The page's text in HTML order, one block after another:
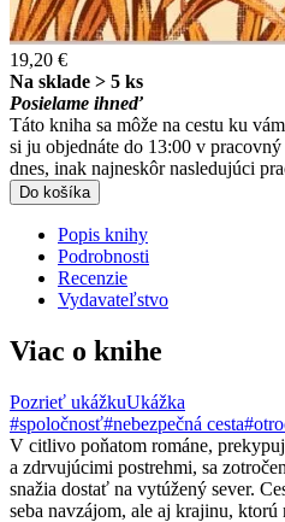
19,20 €
Na sklade > 5 ks
Posielame ihneď
Táto kniha sa môže na cestu ku
si ju objednáte do 13:00 v
dnes, inak najneskôr nasledujúci
Do košíka
Popis knihy
Podrobnosti
Recenzie
Vydavateľstvo
Viac o knihe
Pozrieť ukážkuUkážka
#spoločnosť#nebezpečná cesta
V citlivo poňatom románe,
a zdrvujúcimi postrehmi, sa
snažia dostať na vytúžený sever.
seba navzájom, ale aj krajinu,